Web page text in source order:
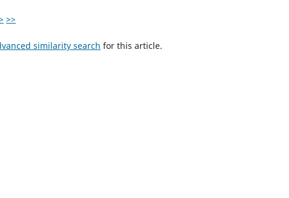
>>
similarity search for this article.